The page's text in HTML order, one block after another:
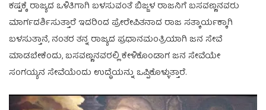
ಕಷ್ಟಕ್ಕೆ ರಾಜ್ಯದ ಒಳಿತಿಗಾಗಿ ಬಳಸುವಂತೆ ಬಿಜ್ಜಳ ರಾಜನಿಗೆ ಬಸವಣ್ಣನವರು
ಮಾರ್ಗದರ್ಶಿಸುತ್ತಾರೆ ಇದರಿಂದ ಪ್ರೇರೇಪಿತನಾದ ರಾಜ ಸತ್ಕಾರ್ಯಕ್ಕಾಗಿ
ಬಳಸುತ್ತಾನೆ, ನಂತರ ತನ್ನ ರಾಜ್ಯದ ಪ್ರಧಾನಮಂತ್ರಿಯಾಗಿ ಜನ ಸೇವೆ
ಮಾಡಬೇಕೆಂದು, ಬಸವಣ್ಣನವರಲ್ಲಿ ಕೇಳಿಕೊಂಡಾಗ ಜನ ಸೇವೆಯೇ
ಸಂಗಯ್ಯನ ಸೇವೆಯೆಂದು ಉದ್ಧೆಯನ್ನು ಒಪ್ಪಿಕೊಳ್ಳುತ್ತಾರೆ.